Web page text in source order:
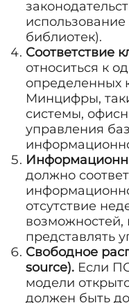
библиотек).
Соответствие
относиться к
определенных
Минцифры,
системы,
управления
должно
отсутствие
возможностей,
представлять
Свободное
source). Если
модели
должен быть